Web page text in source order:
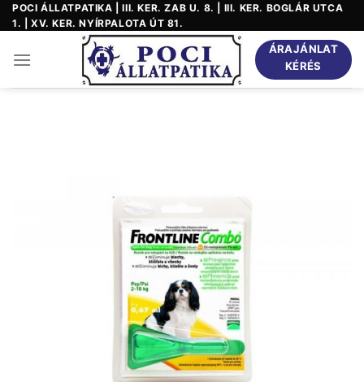
Skip
to
POCI ÁLLATPATIKA | III. KER. ZAB U. 8. | III. KER. BOGLÁR UTCA
1. | XV. KER. NYÍRPALOTA ÚT 81.
ÁRAJÁNLAT
KÉRÉS